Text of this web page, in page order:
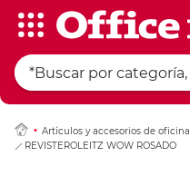
Artículos y accesorios de oficina
REVISTEROLEITZ WOW ROSADO